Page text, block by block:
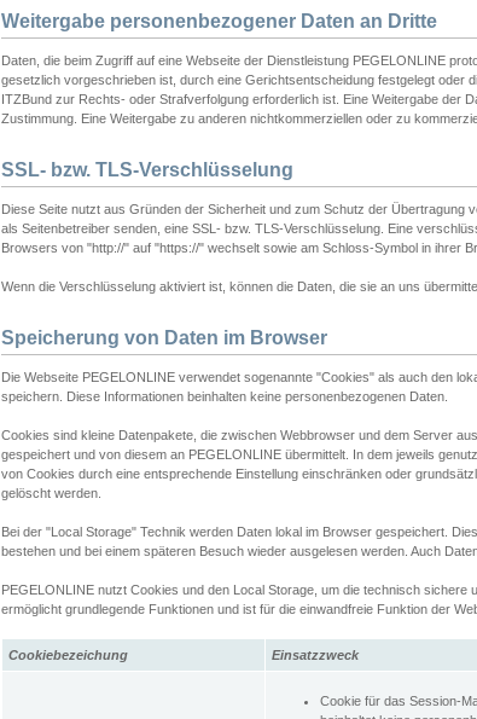
Weitergabe personenbezogener Daten an Dritte
Daten, die beim Zugriff auf eine Webseite der Dienstleistung PEGELONLINE
gesetzlich vorgeschrieben ist, durch eine Gerichtsentscheidung festgelegt oder
ITZBund zur Rechts- oder Strafverfolgung erforderlich ist. Eine Weitergabe der
Zustimmung. Eine Weitergabe zu anderen nichtkommerziellen oder zu
SSL- bzw. TLS-Verschlüsselung
Diese Seite nutzt aus Gründen der Sicherheit und zum Schutz der Übertragung
als Seitenbetreiber senden, eine SSL- bzw. TLS-Verschlüsselung. Eine
Browsers von "http://" auf "https://" wechselt sowie am Schloss-Symbol in ihrer
Wenn die Verschlüsselung aktiviert ist, können die Daten, die sie an uns
Speicherung von Daten im Browser
Die Webseite PEGELONLINE verwendet sogenannte "Cookies" als auch den
speichern. Diese Informationen beinhalten keine personenbezogenen Daten.
Cookies sind kleine Datenpakete, die zwischen Webbrowser und dem Server
gespeichert und von diesem an PEGELONLINE übermittelt. In dem jeweils
von Cookies durch eine entsprechende Einstellung einschränken oder
gelöscht werden.
Bei der "Local Storage" Technik werden Daten lokal im Browser gespeichert.
bestehen und bei einem späteren Besuch wieder ausgelesen werden. Auch
PEGELONLINE nutzt Cookies und den Local Storage, um die technisch
ermöglicht grundlegende Funktionen und ist für die einwandfreie Funktion der
Cookiebezeichung Einsatzzweck
Cookie für das Session-